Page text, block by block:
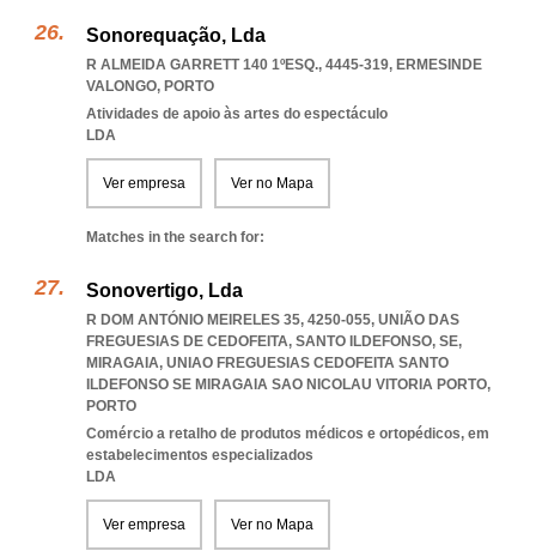
Sonorequação, Lda
R ALMEIDA GARRETT 140 1ºESQ., 4445-319, ERMESINDE
VALONGO, PORTO
Atividades de apoio às artes do espectáculo
LDA
Ver empresa Ver no Mapa
Matches in the search for:
Sonovertigo, Lda
R DOM ANTÓNIO MEIRELES 35, 4250-055, UNIÃO DAS
FREGUESIAS DE CEDOFEITA, SANTO ILDEFONSO, SE,
MIRAGAIA, UNIAO FREGUESIAS CEDOFEITA SANTO
ILDEFONSO SE MIRAGAIA SAO NICOLAU VITORIA PORTO,
PORTO
Comércio a retalho de produtos médicos e ortopédicos, em
estabelecimentos especializados
LDA
Ver empresa Ver no Mapa